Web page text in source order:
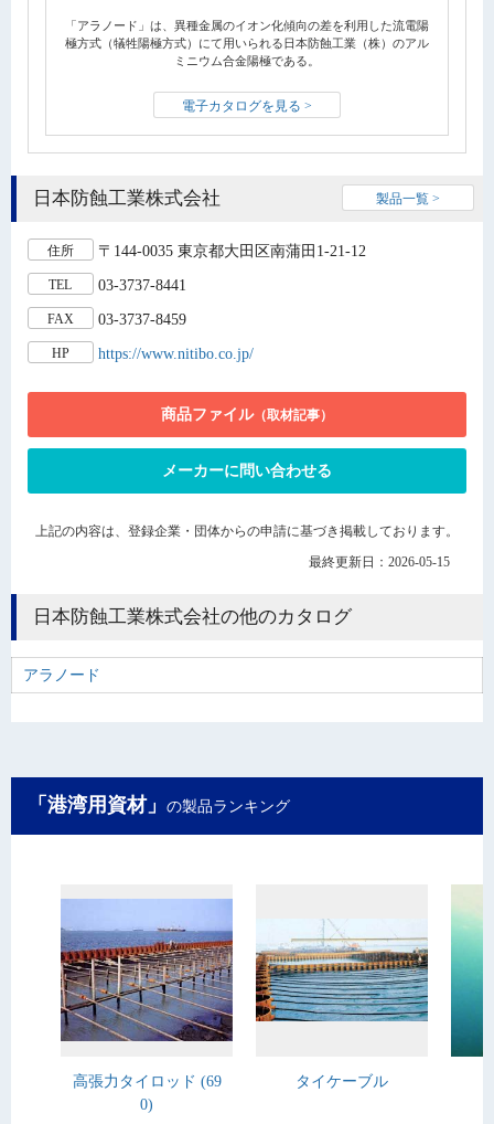
「アラノード」は、異種金属のイオン化傾向の差を利用した流電陽
極方式（犠牲陽極方式）にて用いられる日本防蝕工業（株）のアル
ミニウム合金陽極である。
電子カタログを見る >
日本防蝕工業株式会社 製品一覧 >
住所 〒144-0035 東京都大田区南蒲田1-21-12
TEL 03-3737-8441
FAX 03-3737-8459
HP https://www.nitibo.co.jp/
商品ファイル（取材記事）
メーカーに問い合わせる
上記の内容は、登録企業・団体からの申請に基づき掲載しております。
最終更新日：2026-05-15
日本防蝕工業株式会社の他のカタログ
アラノード
「港湾用資材」 の製品ランキング
高張力タイロッド (69
0)
タイケーブル